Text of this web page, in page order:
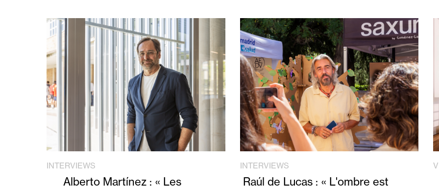
INTERVIEWS
Alberto Martínez : « Les
INTERVIEWS
Raúl de Lucas : « L'ombre est